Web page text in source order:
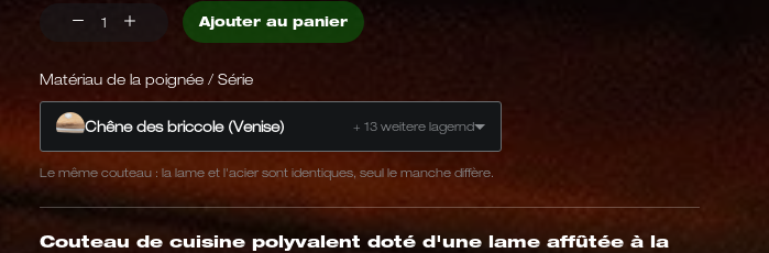
Couteau
cuisine
Briccole
Quantité
Ajouter au panier
Matériau de la poignée / Série
Chêne des briccole (Venise) + 13 weitere lagernd
Le même couteau : la lame et l'acier sont identiques, seul le manche diffère.
Couteau de cuisine polyvalent doté d'une lame affûtée à la